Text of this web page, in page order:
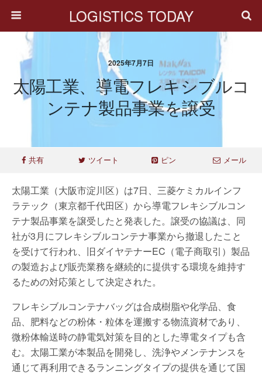
LOGISTICS TODAY
2025年7月7日
太陽工業、導電フレキシブルコ
ンテナ製品事業を譲受
共有 ツイート ピン メール
太陽工業（大阪市淀川区）は7日、三菱ケミカルインフ
ラテック（東京都千代田区）から導電フレキシブルコン
テナ製品事業を譲受したと発表した。譲受の協議は、同
社が3月にフレキシブルコンテナ事業から撤退したこと
を受けて行われ、旧ダイヤテナーEC（電子商取引）製品
の製造および販売業務を継続的に提供する環境を維持す
るための対応策として決定された。
フレキシブルコンテナバッグは合成樹脂や化学品、食
品、肥料などの粉体・粒体を運搬する物流資材であり、
微粉体輸送時の静電気対策を目的とした導電タイプも含
む。太陽工業が本製品を開発し、洗浄やメンテナンスを
通じて再利用できるランニングタイプの提供を通じて国